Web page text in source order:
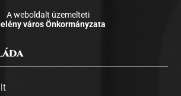
A weboldalt üzemelteti
város Önkormányzata